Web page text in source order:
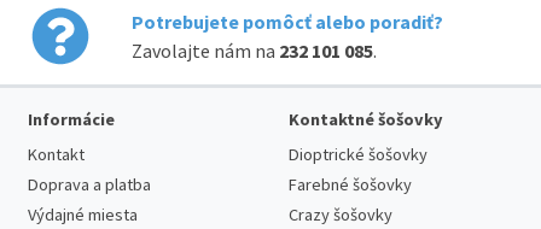
Potrebujete pomôcť alebo poradiť?
Zavolajte nám na 232 101 085.
Informácie
Kontakt
Doprava a platba
Výdajné miesta
Kontaktné šošovky
Dioptrické šošovky
Farebné šošovky
Crazy šošovky